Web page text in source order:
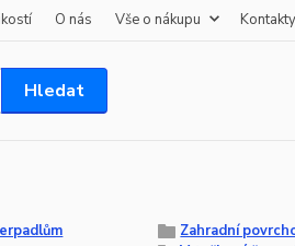
O nás Vše o nákupu Kontakty
Hledat
Zahradní